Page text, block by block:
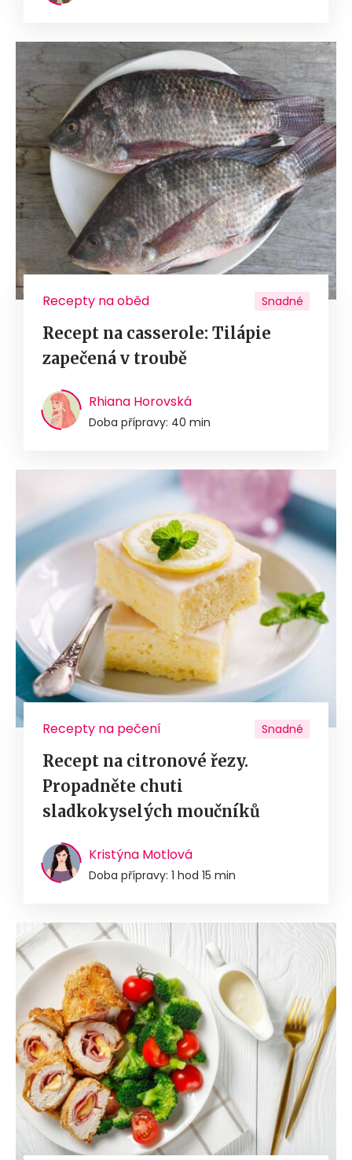
Recepty na oběd Snadné
Recept na casserole: Tilápie
zapečená v troubě
Rhiana Horovská
Doba přípravy: 40 min
Recepty na pečení Snadné
Recept na citronové řezy.
Propadněte chuti
sladkokyselých moučníků
Kristýna Motlová
Doba přípravy: 1 hod 15 min